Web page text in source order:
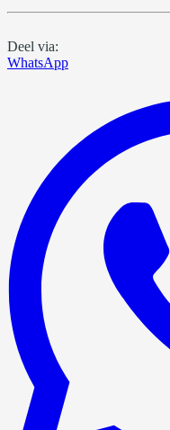
Deel via:
WhatsApp